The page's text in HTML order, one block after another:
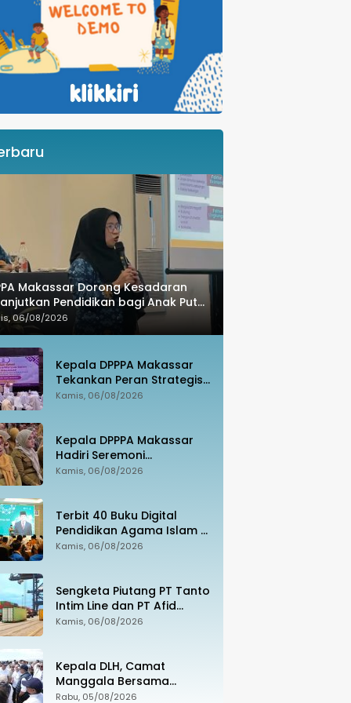
Makassar Dorong Kesadaran
Pendidikan bagi Anak Putus
06/08/2026
Kepala DPPPA Makassar
Tekankan Peran Strategis
Bidan dalam Perlindungan
Kamis, 06/08/2026
Kepala DPPPA Makassar
Hadiri Seremoni
Penerimaan Penghargaan
Kamis, 06/08/2026
Terbit 40 Buku Digital
Pendidikan Agama Islam di
Sekolah, Sila Unduh di
Kamis, 06/08/2026
Sengketa Piutang PT Tanto
Intim Line dan PT Afid
Logistik, Ratusan
Dirugikan
Kamis, 06/08/2026
Kepala DLH, Camat
Manggala Bersama
Walkot Munafri Dampingi
Rabu, 05/08/2026